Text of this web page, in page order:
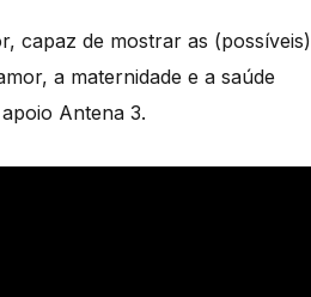
capaz de mostrar as (possíveis)
a maternidade e a saúde
Antena 3.